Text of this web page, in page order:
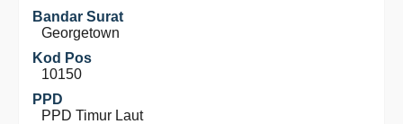
Bandar Surat
Georgetown
Kod Pos
10150
PPD
PPD Timur Laut